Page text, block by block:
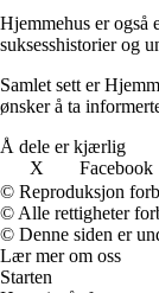
Hjemmehus er også
suksesshistorier og
Samlet sett er
ønsker å ta
Å dele er kjærlig
X
Facebook
© Reproduksjon
© Alle rettigheter
© Denne siden er
Lær mer om oss
Starten